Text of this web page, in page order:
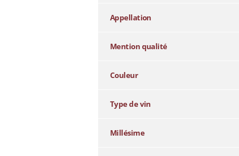
Appellation
Mention qualité
Couleur
Type de vin
Millésime